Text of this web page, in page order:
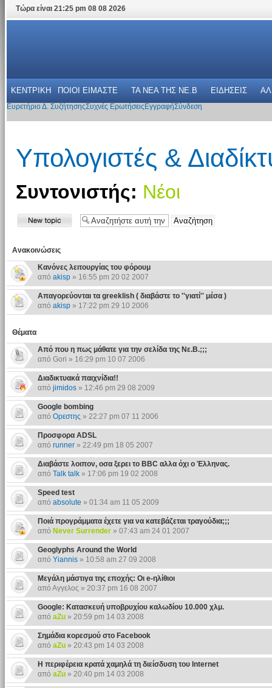
Τώρα είναι 21:25 pm 08 08 2026
ΚΕΝΤΡΙΚΗ ΠΟΙΟΙ ΕΙΜΑΣΤΕ ΤΑ ΝΕΑ THΣ NE.B ΕΙΔΗΣΕΙΣ
Ευρετήριο Δ. ΣυζήτησηςΣυχνές Ερωτήσεις ΕγγραφήΣύνδεση
Υπολογιστές &
Συντονιστής: Νέοι
Ανακοινώσεις
Κανόνες λειτουργίας του φόρουμ
από akisp» 16:55 pm 20 02 2007
Απαγορεύονται τα greeklish ( διαβάστε το ''γιατί'' μέσα )
από akisp» 17:22 pm 29 10 2006
Θέματα
Από που η πως μάθατε για την σελίδα της Νε.Β.;;;
από Gori » 16:29 pm 10 07 2006
Διαδικτυακά παιχνίδια!!
από jimidos» 12:46 pm 29 08 2009
Google bombing
από Ορεστης » 22:27 pm 07 11 2006
Προσφορα ADSL
από runner» 22:49 pm 18 05 2007
Διαβάστε λοιπον, οσα ξερει το BBC αλλα όχι ο Έλληνας.
από Talk talk» 17:06 pm 19 02 2008
Speed test
από absolute » 01:34 am 11 05 2009
Ποιά προγράμματα έχετε για να κατεβάζεται τραγούδια;;;
από Never Surrender» 07:43 am 24 01 2007
Geoglyphs Around the World
από Yiannis» 10:58 am 27 09 2008
Μεγάλη μάστιγα της εποχής: Οι e-ηλίθιοι
από Αγγελος » 20:37 pm 16 08 2007
Google: Κατασκευή υποβρυχίου καλωδίου 10.000 χλμ.
από aZu» 20:59 pm 14 03 2008
Σημάδια κορεσμού στο Facebook
από aZu» 20:43 pm 14 03 2008
Η περιφέρεια κρατά χαμηλά τη διείσδυση του Internet
από aZu» 20:40 pm 14 03 2008